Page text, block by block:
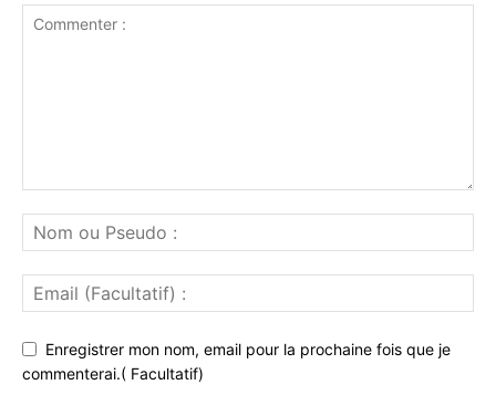
Enregistrer mon nom, email pour la prochaine fois que je
commenterai.( Facultatif)